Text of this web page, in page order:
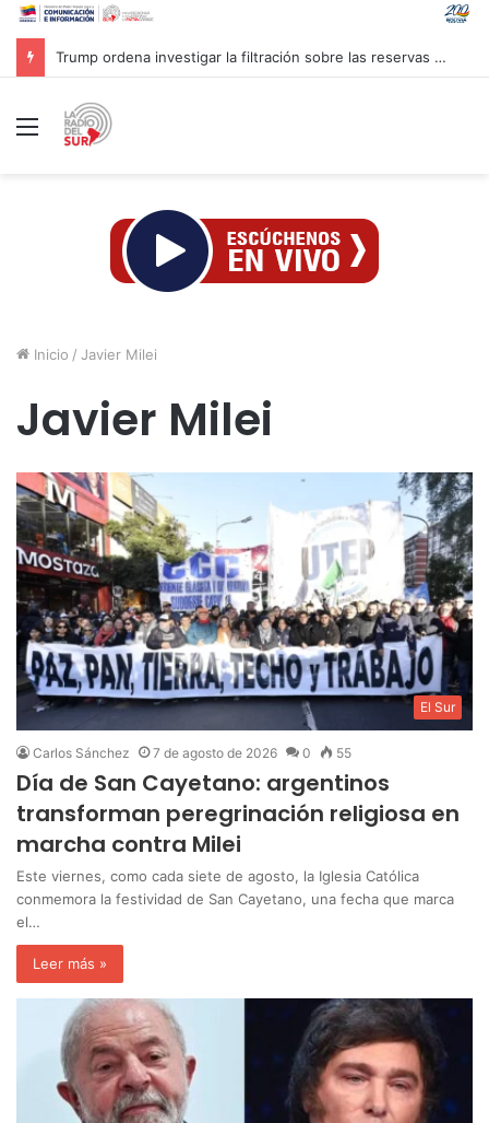
Trump ordena investigar la filtración sobre las reservas de municiones
Menú
Inicio / Javier Milei
Javier Milei
El Sur
Carlos Sánchez 7 de agosto de 2026 0 55
Día de San Cayetano: argentinos
transforman peregrinación religiosa en
marcha contra Milei
Este viernes, como cada siete de agosto, la Iglesia Católica
conmemora la festividad de San Cayetano, una fecha que marca
el…
Leer más »